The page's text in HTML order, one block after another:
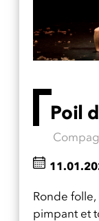
Poil
Ronde
pimpant et